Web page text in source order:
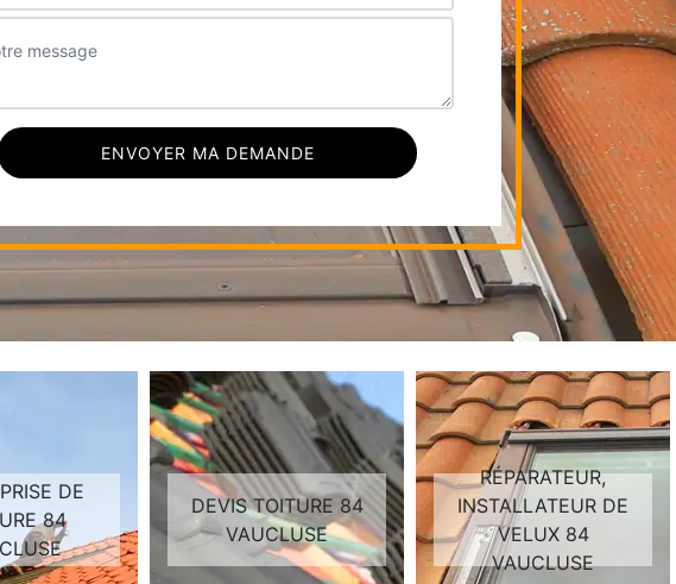
DE
84
DEVIS TOITURE 84
VAUCLUSE
RÉPARATEUR,
INSTALLATEUR DE
VELUX 84
VAUCLUSE